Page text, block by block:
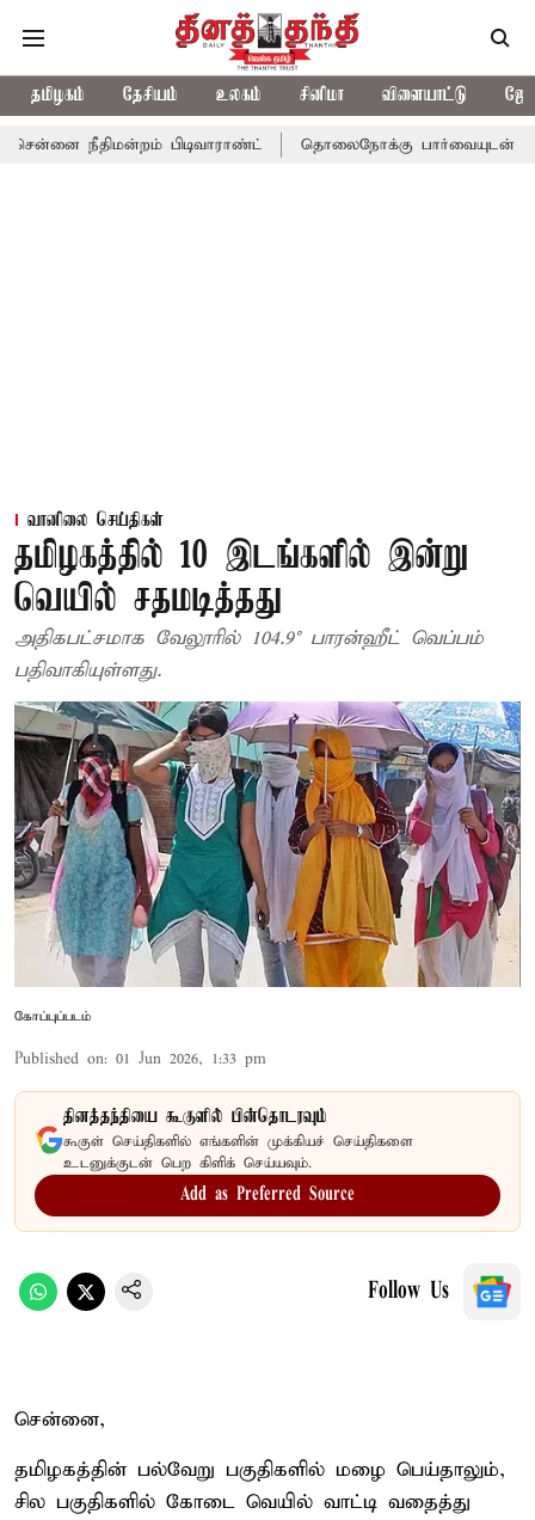
தமிழகம் தேசியம் உலகம் சினிமா விளையாட்டு
நீதிமன்றம் பிடிவாராண்ட் தொலைநோக்கு பார்வையுடன்
வானிலை செய்திகள்
தமிழகத்தில் 10 இடங்களில் இன்று
வெயில் சதமடித்தது
அதிகபட்சமாக வேலூரில் 104.9° பாரன்ஹீட் வெப்பம்
பதிவாகியுள்ளது.
கோப்புப்படம்
Published on: 01 Jun 2026, 1:33 pm
தினத்தந்தியை கூகுளில் பின்தொடரவும்
கூகுள் செய்திகளில் எங்களின் முக்கியச் செய்திகளை
உடனுக்குடன் பெற கிளிக் செய்யவும்.
Add as Preferred Source
Follow Us
சென்னை,
தமிழகத்தின் பல்வேறு பகுதிகளில் மழை பெய்தாலும்,
சில பகுதிகளில் கோடை வெயில் வாட்டி வதைத்து